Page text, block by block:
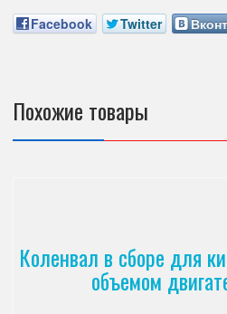
Facebook Twitter
Похожие товары
Коленвал в сборе для
объемом